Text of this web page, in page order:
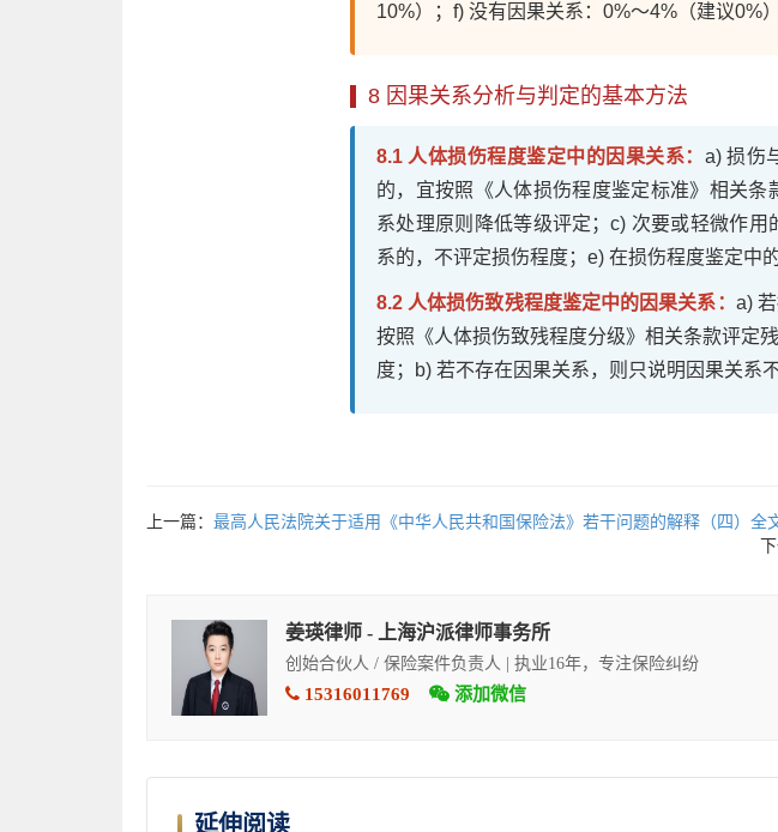
10%）；f) 没有因果关系：0%～4%（建议0%）
8 因果关系分析与判定的基本方法
8.1 人体损伤程度鉴定中的因果关系： a) 损伤
的，宜按照《人体损伤程度鉴定标准》相关
系处理原则降低等级评定；c) 次要或轻微作
系的，不评定损伤程度；e) 在损伤程度鉴定中
8.2 人体损伤致残程度鉴定中的因果关系： a)
按照《人体损伤致残程度分级》相关条款评定
度；b) 若不存在因果关系，则只说明因果关系
上一篇： 最高人民法院关于适用《中华人民共和国保险法》若干问题的解释（四）全
姜瑛律师 - 上海沪派律师事务所
创始合伙人 / 保险案件负责人 | 执业16年，专注保险纠纷
15316011769 添加微信
延伸阅读